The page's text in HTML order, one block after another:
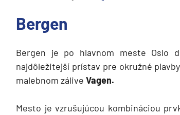
Bergen
Bergen je po hlavnom meste Oslo
najdôležitejší prístav pre okružné
malebnom zálive Vagen.
Mesto je vzrušujúcou kombináciou